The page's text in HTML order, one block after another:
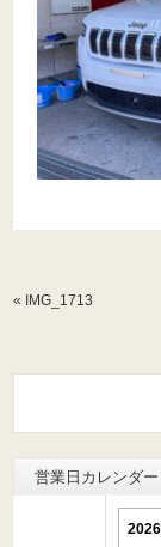
« IMG_1713
営業日カレンダー